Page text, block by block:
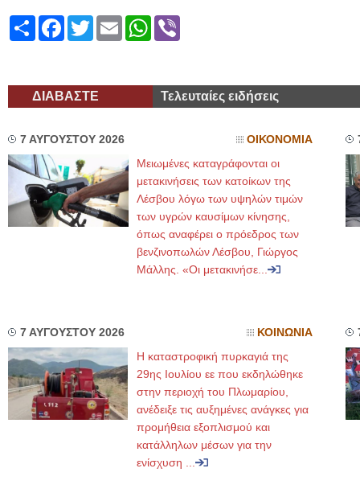
ShareFacebook
TwitterEmailWhatsApp
ΔΙΑΒΑΣΤΕ Τελευταίες ειδήσεις
7 ΑΥΓΟΥΣΤΟΥ 2026 ΟΙΚΟΝΟΜΙΑ
Μειωμένες καταγράφονται οι
μετακινήσεις των κατοίκων της
Λέσβου λόγω των υψηλών τιμών
των υγρών καυσίμων κίνησης,
όπως αναφέρει ο πρόεδρος των
βενζινοπωλών Λέσβου, Γιώργος
Μάλλης. «Οι μετακινήσε...
7 ΑΥΓΟΥΣΤΟΥ 2026 ΚΟΙΝΩΝΙΑ
Η καταστροφική πυρκαγιά της
29ης Ιουλίου εε που εκδηλώθηκε
στην περιοχή του Πλωμαρίου,
ανέδειξε τις αυξημένες ανάγκες για
προμήθεια εξοπλισμού και
κατάλληλων μέσων για την
ενίσχυση ...